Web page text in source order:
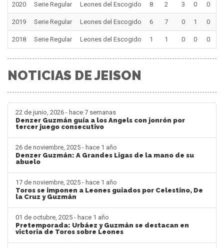
2020 Serie Regular Leones del Escogido 8 2 3 0 0
2019 Serie Regular Leones del Escogido 6 7 0 1 0
2018 Serie Regular Leones del Escogido 1 1 0 0 0
NOTICIAS DE JEISON
22 de junio, 2026 - hace 7 semanas
Denzer Guzmán guía a los Angels con jonrón por
tercer juego consecutivo
26 de noviembre, 2025 - hace 1 año
Denzer Guzmán: A Grandes Ligas de la mano de su
abuelo
17 de noviembre, 2025 - hace 1 año
Toros se imponen a Leones guiados por Celestino, De
la Cruz y Guzmán
01 de octubre, 2025 - hace 1 año
Pretemporada: Urbáez y Guzmán se destacan en
victoria de Toros sobre Leones